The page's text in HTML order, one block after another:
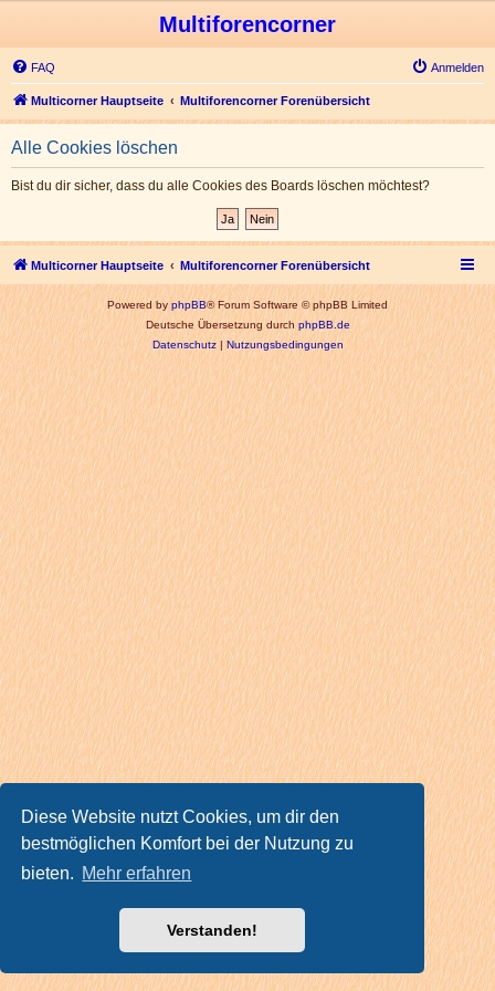
Diese Website nutzt Cookies, um dir den
bestmöglichen Komfort bei der Nutzung zu
bieten. Mehr erfahren
Verstanden!
Multiforencorner
FAQ Anmelden
Multicorner Hauptseite Multiforencorner Forenübersicht
Alle Cookies löschen
Bist du dir sicher, dass du alle Cookies des Boards löschen möchtest?
Multicorner Hauptseite Multiforencorner Forenübersicht
Powered byphpBB® Forum Software © phpBB Limited
Deutsche Übersetzung durchphpBB.de
Datenschutz|Nutzungsbedingungen